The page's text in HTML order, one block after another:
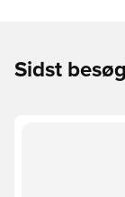
Sidst